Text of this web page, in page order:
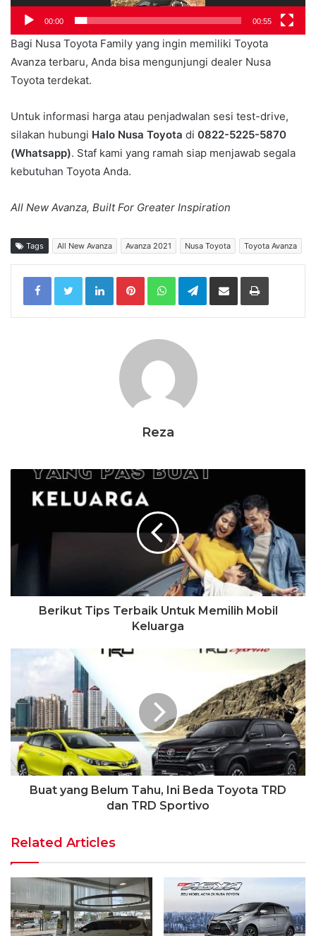
00:00 00:55
Bagi Nusa Toyota Family yang ingin memiliki Toyota
Avanza terbaru, Anda bisa mengunjungi dealer Nusa
Toyota terdekat.
Untuk informasi harga atau penjadwalan sesi test-drive,
silakan hubungi Halo Nusa Toyota di 0822-5225-5870
(Whatsapp). Staf kami yang ramah siap menjawab segala
kebutuhan Toyota Anda.
All New Avanza, Built For Greater Inspiration
Tags All New Avanza Avanza 2021 Nusa Toyota Toyota Avanza
LinkedInPinterestWhatsAppTelegramShare via Email Print
Reza
Berikut Tips Terbaik Untuk Memilih Mobil
Keluarga
Buat yang Belum Tahu, Ini Beda Toyota TRD
dan TRD Sportivo
Related Articles